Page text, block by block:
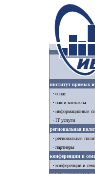
институт прямых
о нас
наши контакты
информационная
IT услуги
региональная
региональная
партнеры
конференции и
конференции и